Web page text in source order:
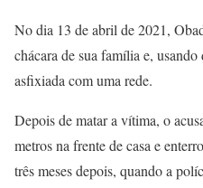
No dia 13 de abril de 2021,
chácara de sua família e,
asfixiada com uma rede.
Depois de matar a vítima, o
metros na frente de casa e
três meses depois, quando a